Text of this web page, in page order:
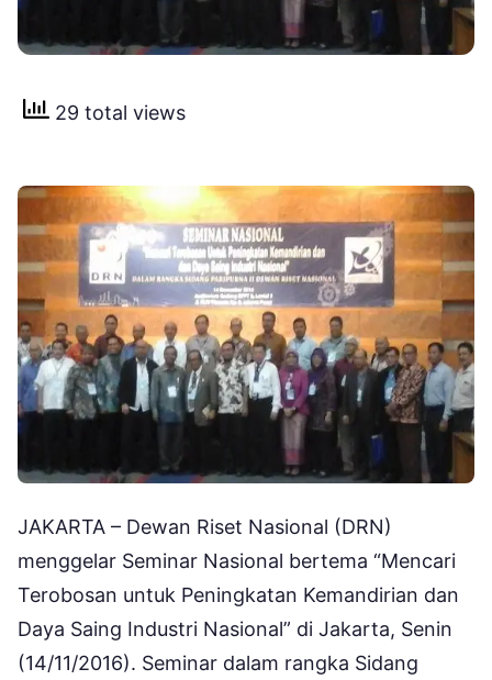
29 total views
JAKARTA – Dewan Riset Nasional (DRN)
menggelar Seminar Nasional bertema “Mencari
Terobosan untuk Peningkatan Kemandirian dan
Daya Saing Industri Nasional” di Jakarta, Senin
(14/11/2016). Seminar dalam rangka Sidang